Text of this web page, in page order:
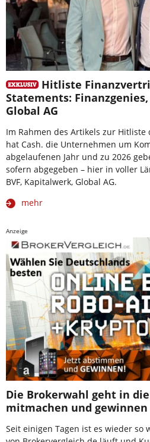
Hitliste
Statements:
Global AG
Im Rahmen des Artikels zur
hat Cash. die Unternehmen um
abgelaufenen Jahr und zu 2026
sofern abgegeben – hier in voller
BVF, Kapitalwerk, Global AG.
mehr
Anzeige
Die Brokerwahl geht in die
mitmachen und gewinnen
Seit einigen Tagen ist es wieder so